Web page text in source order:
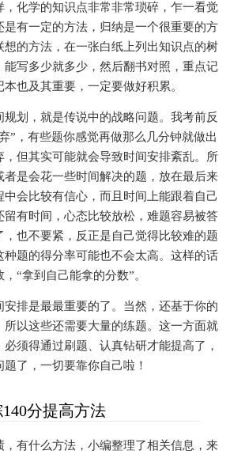
，化学的知识点非常非常琐碎，乍一看觉
是有一定的方法，归纳是一个很重要的方
想的方法，在一张白纸上列出知识点的树
能写多少就多少，然后翻书对照，重点记
也及其重要，一定要做好积累。
划，就是传说中的战略问题。我考前反
”，有些题你感觉再做那么几分钟就做出
，但其实可能就会导致时间安排紊乱。所
者是会花一些时间解决的题，放在最后来
会比较有信心，而且时间上能跟着自己
留有时间，心态比较放松，难题容易被答
，也不要紧，反正是自己觉得比较难的题
种题的得分率可能也不会太高。这样的话
“拿到自己能拿的分数”。
安排是最最重要的了。当然，还基于你的
所以这些还需要大量的练题。这一方面就
须得通过刷题、认真钻研才能提高了，
了，一切要靠你自己啦！
分提高方法
，有什么方法，小编整理了相关信息，来